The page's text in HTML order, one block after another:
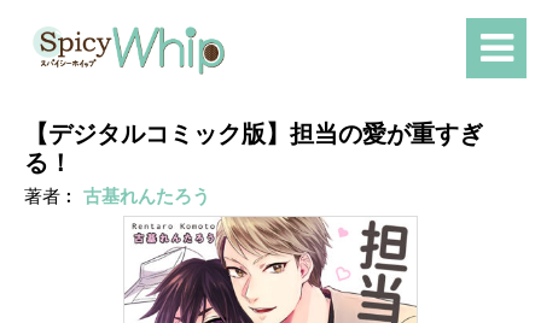
【デジタルコミック版】担当の愛が重すぎ
る！
著者︰ 古基れんたろう